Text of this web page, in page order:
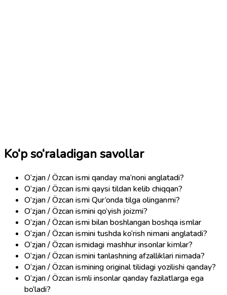
Ko‘p so‘raladigan savollar
O‘zjan / Özcan ismi qanday ma’noni anglatadi?
O‘zjan / Özcan ismi qaysi tildan kelib chiqqan?
O‘zjan / Özcan ismi Qur’onda tilga olinganmi?
O‘zjan / Özcan ismini qo‘yish joizmi?
O‘zjan / Özcan ismi bilan boshlangan boshqa ismlar
O‘zjan / Özcan ismini tushda ko‘rish nimani anglatadi?
O‘zjan / Özcan ismidagi mashhur insonlar kimlar?
O‘zjan / Özcan ismini tanlashning afzalliklari nimada?
O‘zjan / Özcan ismining original tilidagi yozilishi qanday?
O‘zjan / Özcan ismli insonlar qanday fazilatlarga ega
bo‘ladi?